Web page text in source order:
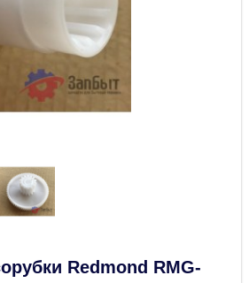
Redmond RMG-